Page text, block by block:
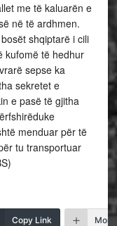
me të kaluarën e
në të ardhmen.
shqiptarë i cili
kufomë të hedhur
sepse ka
sekretet e
e pasë të gjitha
menduar për të
tu transportuar
Copy Link More